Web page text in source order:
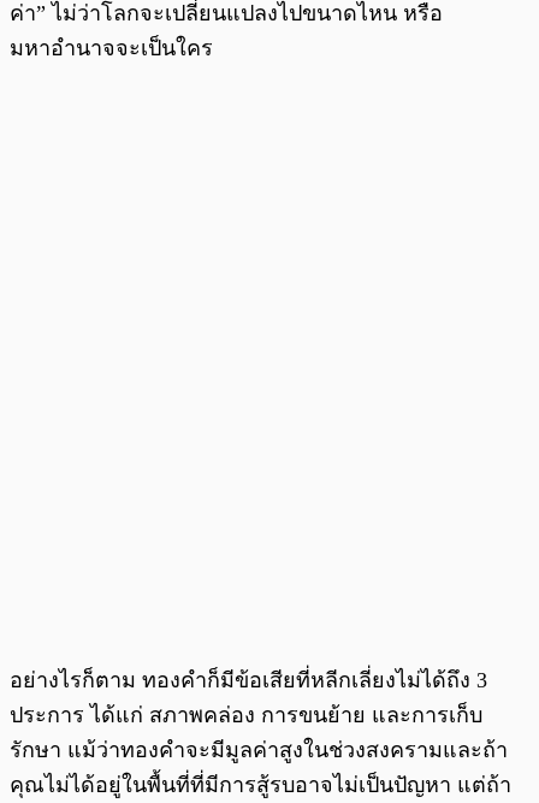
ค่า” ไม่ว่าโลกจะเปลี่ยนแปลงไปขนาดไหน หรือ
มหาอำนาจจะเป็นใคร
อย่างไรก็ตาม ทองคำก็มีข้อเสียที่หลีกเลี่ยงไม่ได้ถึง 3
ประการ ได้แก่ สภาพคล่อง การขนย้าย และการเก็บ
รักษา แม้ว่าทองคำจะมีมูลค่าสูงในช่วงสงครามและถ้า
คุณไม่ได้อยู่ในพื้นที่ที่มีการสู้รบอาจไม่เป็นปัญหา แต่ถ้า